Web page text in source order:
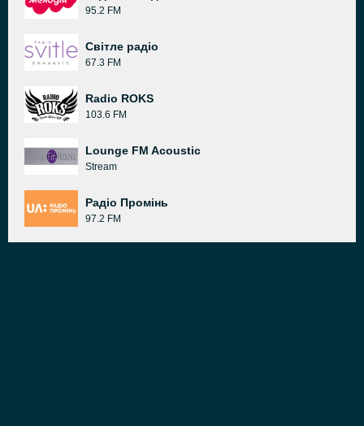
95.2 FM
Світле радіо
67.3 FM
Radio ROKS
103.6 FM
Lounge FM Acoustic
Stream
Радіо Промінь
97.2 FM